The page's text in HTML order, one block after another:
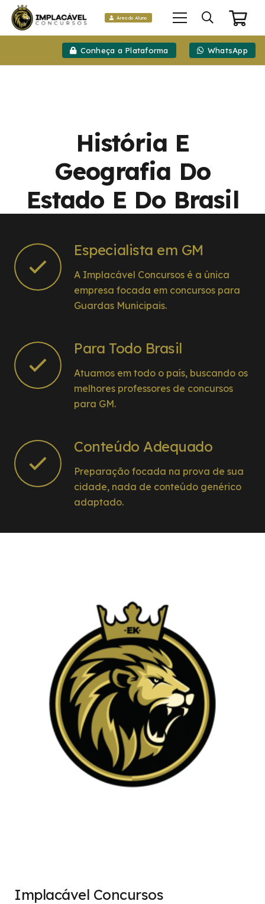
Área do Aluno
Conheça a Plataforma WhatsApp
História E
Geografia Do
Estado E Do Brasil
Especialista em GM
A Implacável Concursos é a única
empresa focada em concursos para
Guardas Municipais.
Para Todo Brasil
Atuamos em todo o país, buscando os
melhores professores de concursos
para GM.
Conteúdo Adequado
Preparação focada na prova de sua
cidade, nada de conteúdo genérico
adaptado.
Implacável Concursos